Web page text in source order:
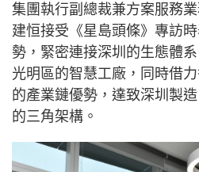
集團執行副總裁兼方案服務
建恒接受《星島頭條》專訪
勢，緊密連接深圳的生態體
光明區的智慧工廠，同時借
的產業鏈優勢，達致深圳製
的三角架構。